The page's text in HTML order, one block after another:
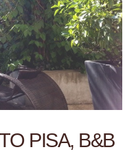
PISA, B&B